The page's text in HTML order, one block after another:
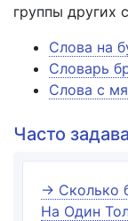
группы других
Слова на
Словарь
Слова с
Часто
→ Сколько
На Один